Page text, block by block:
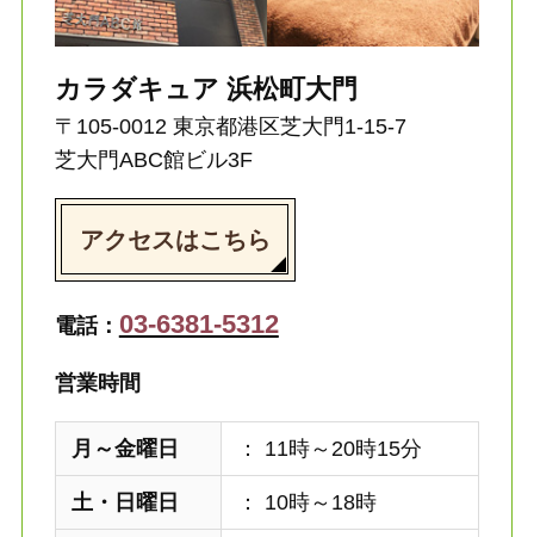
カラダキュア 浜松町大門
〒105-0012 東京都港区芝大門1-15-7
芝大門ABC館ビル3F
アクセスはこちら
電話： 03-6381-5312
営業時間
月～金曜日 ： 11時～20時15分
土・日曜日 ： 10時～18時